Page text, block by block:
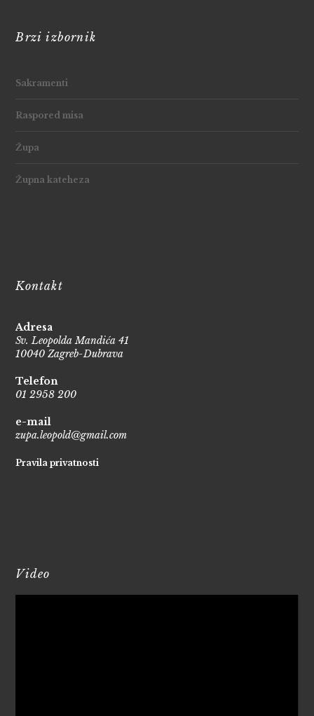
Brzi izbornik
Sakramenti
Raspored misa
Župa
Župna kateheza
Kontakt
Adresa
Sv. Leopolda Mandića 41
10040 Zagreb-Dubrava
Telefon
01 2958 200
e-mail
zupa.leopold@gmail.com
Pravila privatnosti
Video